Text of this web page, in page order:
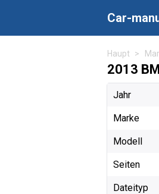
Car-
Haupt
2013
Jahr
Marke
Modell
Seiten
Dateityp